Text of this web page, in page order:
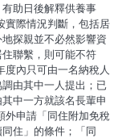
助日後解釋供養事
實際情況判斷，包括居
探親並不必然影響資
聯繫，則可能不符
內只可由一名納稅人
由其中一人提出；已
中一方就該名長輩申
外申請「同住附加免稅
住」的條件；「同